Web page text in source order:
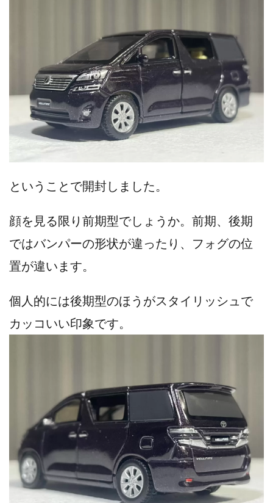
ということで開封しました。
顔を見る限り前期型でしょうか。前期、後期
ではバンパーの形状が違ったり、フォグの位
置が違います。
個人的には後期型のほうがスタイリッシュで
カッコいい印象です。